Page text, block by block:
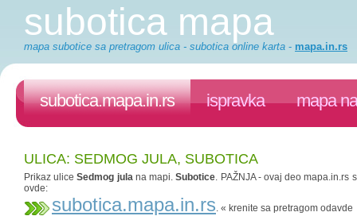
subotica mapa
mapa subotice sa pretragom ulica - subotica online karta - mapa.in.rs
subotica.mapa.in.rs ispravka mapa
ULICA: SEDMOG JULA, SUBOTICA
Prikaz uliceSedmog julana mapi.Subotice. PAŽNJA - ovaj deo mapa.in.rs
ovde:
subotica.mapa.in.rs. « krenite sa pretragom odavde